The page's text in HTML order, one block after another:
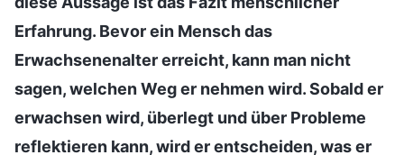
Erfahrung. Bevor ein Mensch das
Erwachsenenalter erreicht, kann man nicht
sagen, welchen Weg er nehmen wird. Sobald er
erwachsen wird, überlegt und über Probleme
reflektieren kann, wird er entscheiden, was er